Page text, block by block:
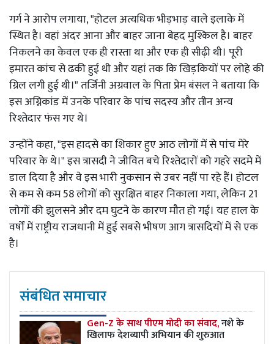
गर्ग ने आरोप लगाया, "होटल अत्यधिक भीड़भाड़ वाले इलाके में
स्थित है। वहां अंदर आना और बाहर जाना बेहद मुश्किल है। बाहर
निकलने का केवल एक ही रास्ता था और एक ही सीढ़ी थी। पूरी
इमारत कांच से ढकी हुई थी और यहां तक कि खिड़कियों पर लोहे की
ग्रिल लगी हुई थी।" तर्जिनी अग्रवाल के पिता प्रेम बंसल ने बताया कि
इस अग्निकांड में उनके परिवार के पांच सदस्य और तीन अन्य
रिश्तेदार फंस गए थे।
उन्होंने कहा, "इस हादसे का शिकार हुए आठ लोगों में से पांच मेरे
परिवार के थे।" इस त्रासदी ने जीवित बचे रिश्तेदारों को गहरे सदमे में
डाल दिया है और वे इस भारी नुकसान से उबर नहीं पा रहे हैं। होटल
से कम से कम 58 लोगों को सुरक्षित बाहर निकाला गया, लेकिन 21
लोगों की झुलसने और दम घुटने के कारण मौत हो गई। यह हाल के
वर्षों में राष्ट्रीय राजधानी में हुई सबसे भीषण आग त्रासदियों में से एक
है।
संबंधित समाचार
Gen-Z के साथ पीएम मोदी का संवाद,नशे के
खिलाफ देशव्यापी अभियान की शुरुआत